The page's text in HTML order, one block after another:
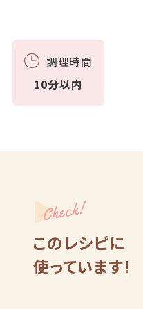
調理時間
10分以内
Check!
このレシピに
使っています！